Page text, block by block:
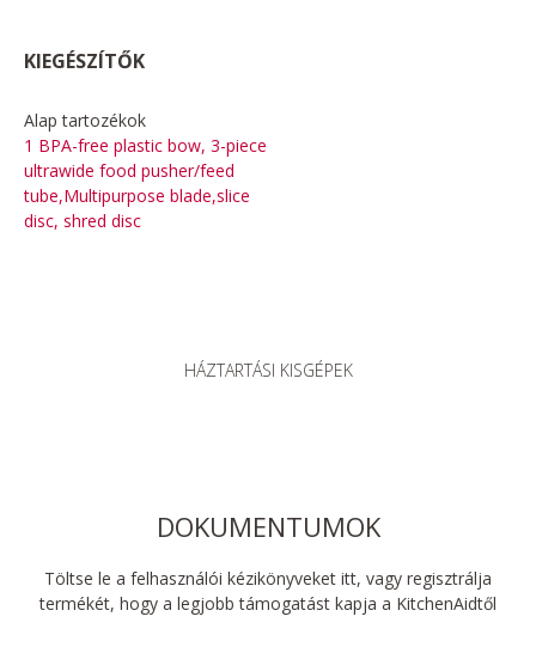
KIEGÉSZÍTŐK
Alap tartozékok
1 BPA-free plastic bow, 3-piece
ultrawide food pusher/feed
tube,Multipurpose blade,slice
disc, shred disc
HÁZTARTÁSI KISGÉPEK
DOKUMENTUMOK
Töltse le a felhasználói kézikönyveket itt, vagy regisztrálja
termékét, hogy a legjobb támogatást kapja a KitchenAidtől